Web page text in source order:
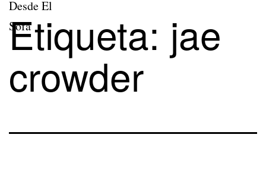
Desde
El
Sofá
Etiqueta: jae
crowder